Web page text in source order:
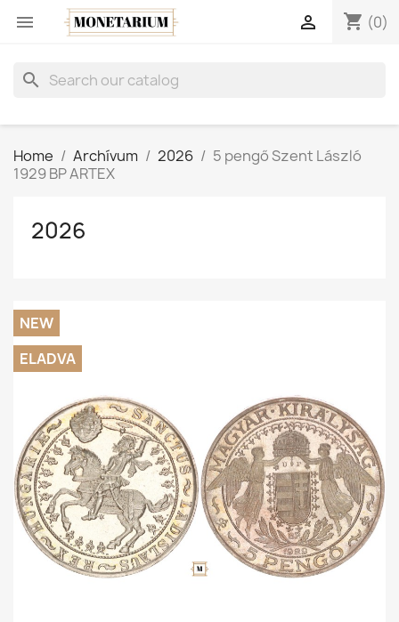
 shopping_cart (0)

search
Home Archívum 2026
5 pengő Szent László
1929 BP ARTEX
2026
NEW
ELADVA